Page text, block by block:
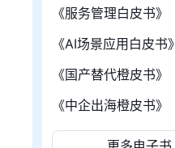
《服务管理白皮书》
《AI场景应用白皮书》
《国产替代橙皮书》
《中企出海橙皮书》